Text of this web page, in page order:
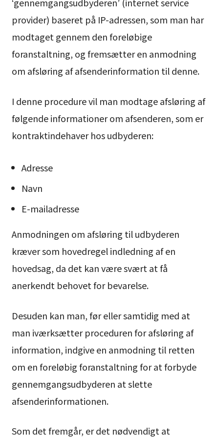
provider) baseret på IP-adressen, som man har
modtaget gennem den foreløbige
foranstaltning, og fremsætter en anmodning
om afsløring af afsenderinformation til denne.
I denne procedure vil man modtage afsløring af
følgende informationer om afsenderen, som er
kontraktindehaver hos udbyderen:
Adresse
Navn
E-mailadresse
Anmodningen om afsløring til udbyderen
kræver som hovedregel indledning af en
hovedsag, da det kan være svært at få
anerkendt behovet for bevarelse.
Desuden kan man, før eller samtidig med at
man iværksætter proceduren for afsløring af
information, indgive en anmodning til retten
om en foreløbig foranstaltning for at forbyde
gennemgangsudbyderen at slette
afsenderinformationen.
Som det fremgår, er det nødvendigt at